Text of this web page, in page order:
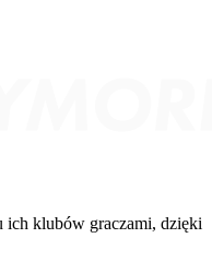
ich klubów graczami, dzięki